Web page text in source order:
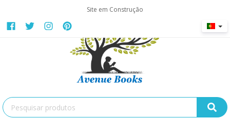
Site em Construção